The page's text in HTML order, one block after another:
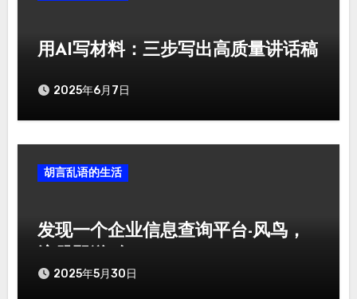
用AI写材料：三步写出高质量讲话稿
2025年6月7日
胡言乱语的生活
发现一个企业信息查询平台-风鸟，
2025年5月30日